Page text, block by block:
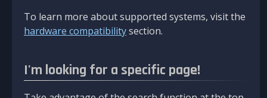
To learn more about supported systems, visit the
hardware compatibilitysection.
I'm looking for a specific page!